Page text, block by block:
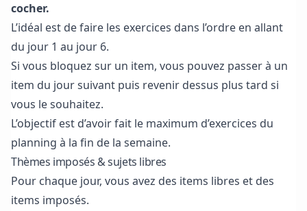
cocher.
L’idéal est de faire les exercices dans l’ordre en allant
du jour 1 au jour 6.
Si vous bloquez sur un item, vous pouvez passer à un
item du jour suivant puis revenir dessus plus tard si
vous le souhaitez.
L’objectif est d’avoir fait le maximum d’exercices du
planning à la fin de la semaine.
Thèmes imposés & sujets libres
Pour chaque jour, vous avez des items libres et des
items imposés.